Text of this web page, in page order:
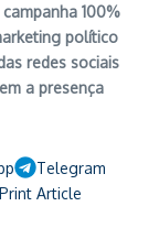
100%
político
redes sociais
a presença
Telegram
Article